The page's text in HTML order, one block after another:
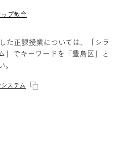
プ教育
た正課授業については、「シラ
」でキーワードを「豊島区」と
ステム